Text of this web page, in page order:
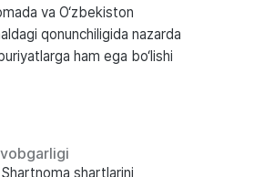
va O‘zbekiston
qonunchiligida nazarda
ham ega bo‘lishi
shartlarini